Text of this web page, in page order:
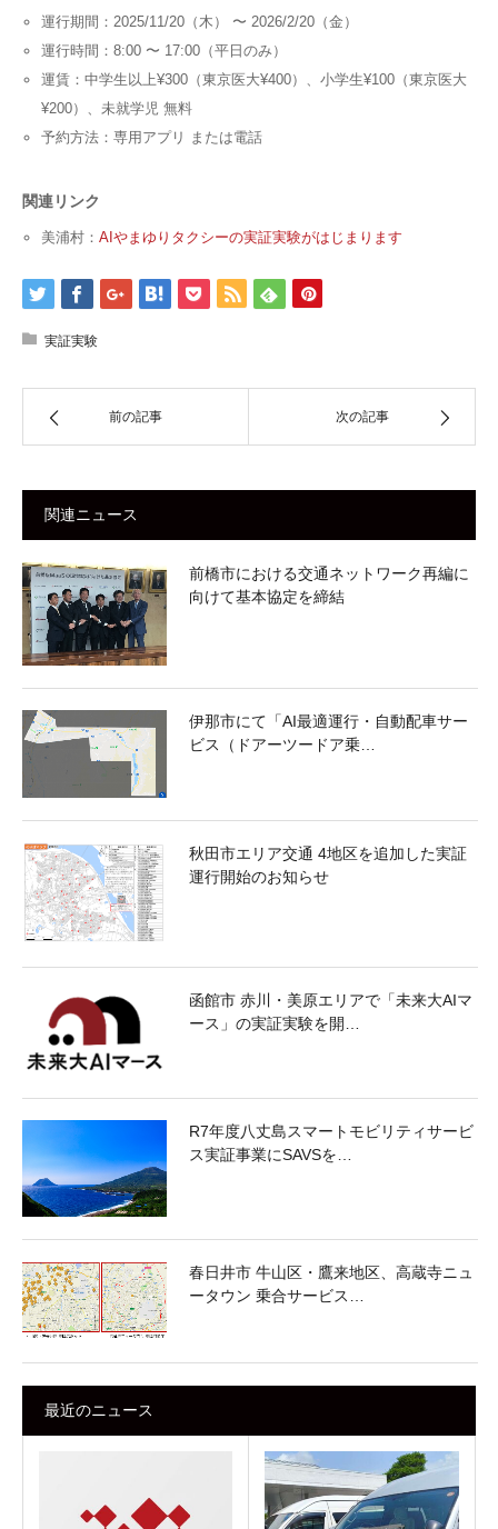
運行期間：2025/11/20（木） 〜 2026/2/20（金）
運行時間：8:00 〜 17:00（平日のみ）
運賃：中学生以上¥300（東京医大¥400）、小学生¥100（東京医大
¥200）、未就学児 無料
予約方法：専用アプリ または電話
関連リンク
美浦村： AIやまゆりタクシーの実証実験がはじまります
実証実験
前の記事 次の記事
関連ニュース
前橋市における交通ネットワーク再編に
向けて基本協定を締結
伊那市にて「AI最適運行・自動配車サー
ビス（ドアーツードア乗…
秋田市エリア交通 4地区を追加した実証
運行開始のお知らせ
函館市 赤川・美原エリアで「未来大AIマ
ース」の実証実験を開…
R7年度八丈島スマートモビリティサービ
ス実証事業にSAVSを…
春日井市 牛山区・鷹来地区、高蔵寺ニュ
ータウン 乗合サービス…
最近のニュース